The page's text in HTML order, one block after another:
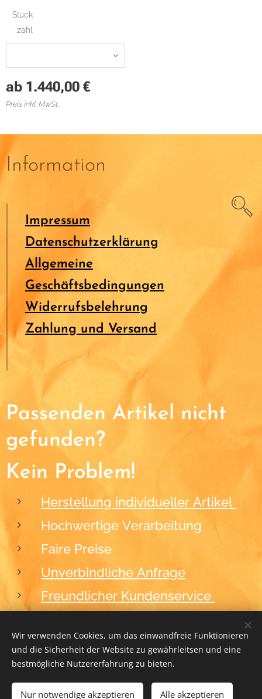
Stück
zahl
ab 1.440,00 €
Preis inkl. MwSt.
ZUM WARENKORB HINZUFÜGEN
Information
Impressum
Datenschutzerklärung
Allgemeine
Geschäftsbedingungen
Widerrufsbelehrung
Zahlung und Versand
Passenden Artikel nicht
gefunden?
Kein Problem!
Herstellung individueller Artikel
Hochwertige Verarbeitung
Faire Preise
Unverbindliche Anfrage
Freundlicher Kundenservice
2012-2026BLACKFORM Cookies
Wir verwenden Cookies, um das einwandfreie Funktionieren
und die Sicherheit der Website zu gewährleitsen und eine
bestmögliche Nutzererfahrung zu bieten.
Nur notwendige akzeptieren Alle akzeptieren